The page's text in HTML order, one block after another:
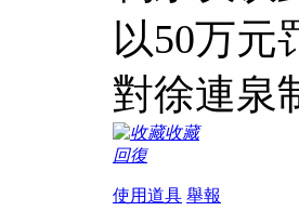
以50万元
對徐連泉
收藏
回復
使用道具 舉報